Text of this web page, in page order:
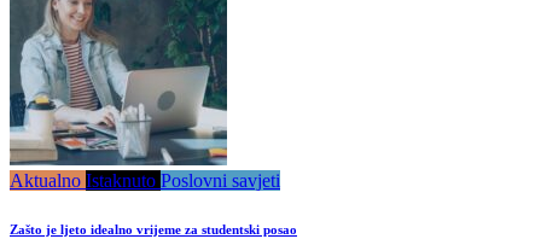
Aktualno Istaknuto Poslovni savjeti
Zašto je ljeto idealno vrijeme za studentski posao